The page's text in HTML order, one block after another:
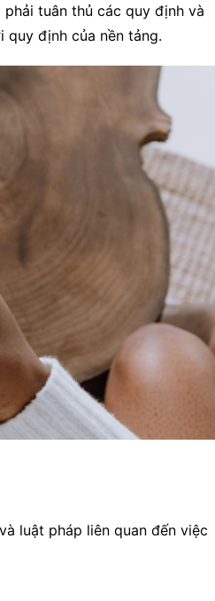
phải tuân thủ các quy định và
quy định của nền tảng.
luật pháp liên quan đến việc